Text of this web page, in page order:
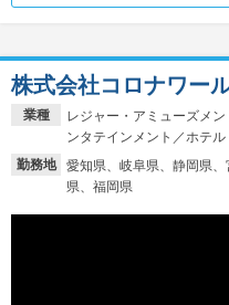
業種
レジャー・アミューズメ
ンタテインメント／ホテル
勤務地
愛知県、岐阜県、静岡県
県、福岡県
株式会社コロナワー